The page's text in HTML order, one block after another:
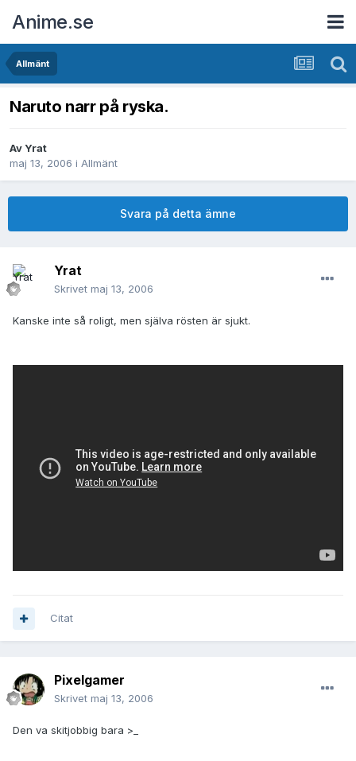
Anime.se
Allmänt
Naruto narr på ryska.
AvYrat
maj 13, 2006 i Allmänt
Svara på detta ämne
Yrat
Skrivet maj 13, 2006
Kanske inte så roligt, men själva rösten är sjukt.
Citat
Pixelgamer
Skrivet maj 13, 2006
Den va skitjobbig bara >_